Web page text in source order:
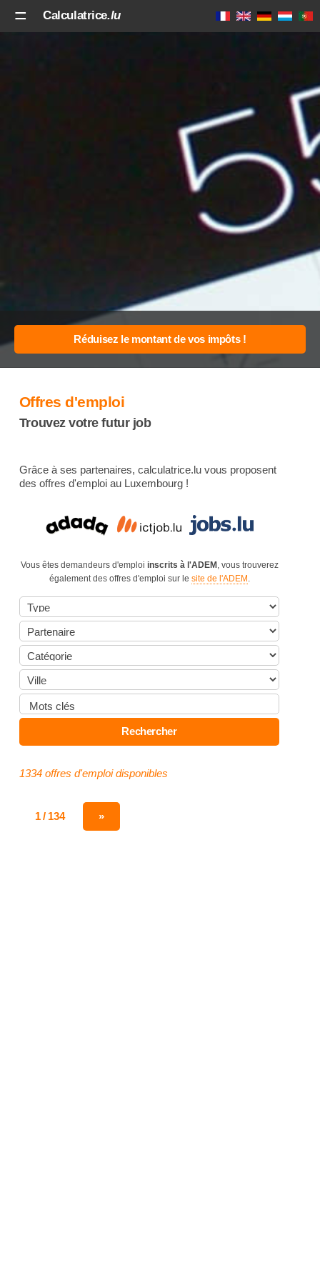
Calculatrice.lu
Offres d'emploi
Trouvez votre futur job
Grâce à ses partenaires, calculatrice.lu vous proposent
des offres d'emploi au Luxembourg !
Vous êtes demandeurs d'emploi inscrits à l'ADEM , vous trouverez
également des offres d'emploi sur le site de l'ADEM .
1334 offres d'emploi disponibles
1 / 134 »